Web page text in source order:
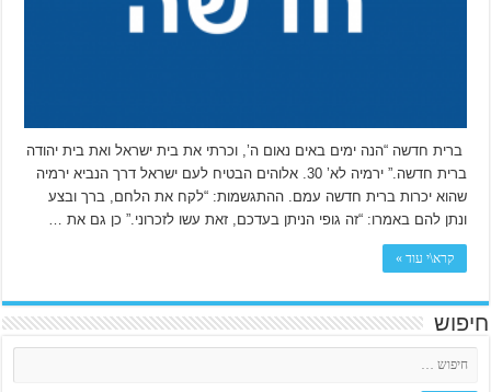
ברית חדשה “הנה ימים באים נאום ה’, וכרתי את בית ישראל ואת בית יהודה
ברית חדשה.” ירמיה לא’ 30. אלוהים הבטיח לעם ישראל דרך הנביא ירמיה
שהוא יכרות ברית חדשה עמם. ההתגשמות: “לקח את הלחם, ברך ובצע
ונתן להם באמרו: “זה גופי הניתן בעדכם, זאת עשו לזכרוני.” כן גם את …
קרא\י עוד »
חיפוש